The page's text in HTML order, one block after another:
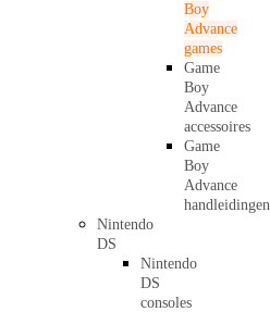
Boy
Advance
games
Game
Boy
Advance
accessoires
Game
Boy
Advance
handleidingen
Nintendo
DS
Nintendo
DS
consoles